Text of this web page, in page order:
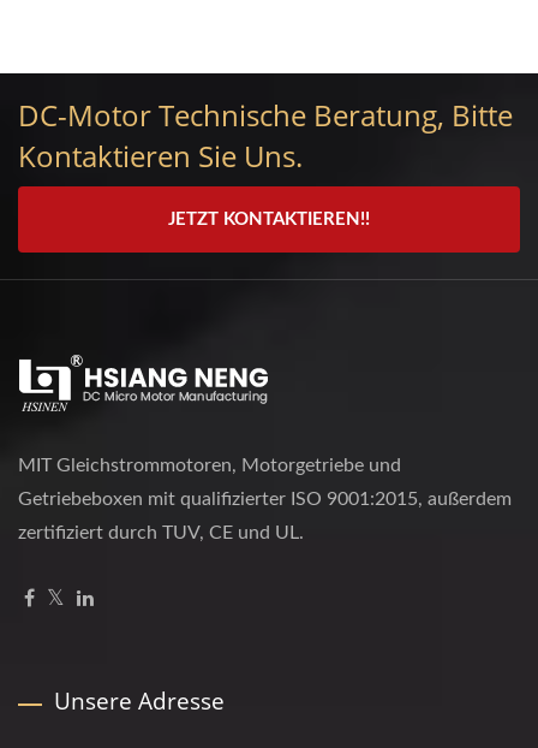
DC-Motor Technische Beratung, Bitte
Kontaktieren Sie Uns.
JETZT KONTAKTIEREN!!
MIT Gleichstrommotoren, Motorgetriebe und
Getriebeboxen mit qualifizierter ISO 9001:2015, außerdem
zertifiziert durch TUV, CE und UL.
Unsere Adresse